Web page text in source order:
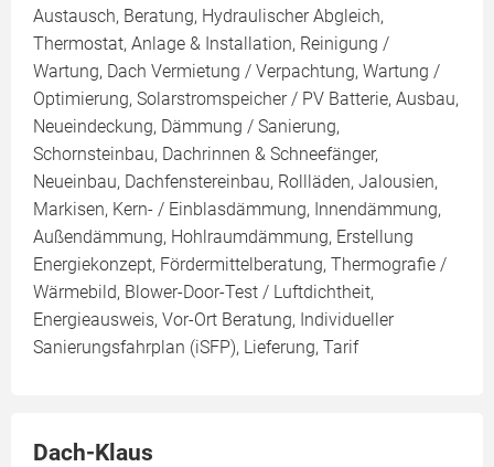
Austausch, Beratung, Hydraulischer Abgleich,
Thermostat, Anlage & Installation, Reinigung /
Wartung, Dach Vermietung / Verpachtung, Wartung /
Optimierung, Solarstromspeicher / PV Batterie, Ausbau,
Neueindeckung, Dämmung / Sanierung,
Schornsteinbau, Dachrinnen & Schneefänger,
Neueinbau, Dachfenstereinbau, Rollläden, Jalousien,
Markisen, Kern- / Einblasdämmung, Innendämmung,
Außendämmung, Hohlraumdämmung, Erstellung
Energiekonzept, Fördermittelberatung, Thermografie /
Wärmebild, Blower-Door-Test / Luftdichtheit,
Energieausweis, Vor-Ort Beratung, Individueller
Sanierungsfahrplan (iSFP), Lieferung, Tarif
Dach-Klaus